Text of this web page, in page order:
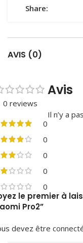
Share:
AVIS (0)
0 reviews
0
0
0
0
0
Avis
Il n’y a
le premier à
Pro2”
devez être